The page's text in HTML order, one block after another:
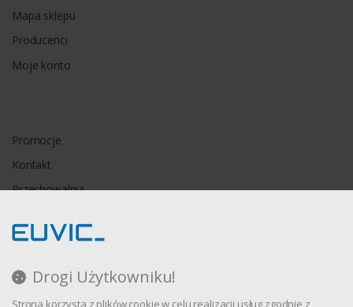
Drogi Użytkowniku!
Strona korzysta z plików cookie w celu realizacji usług zgodnie z
Mapa sklepu
Producenci
Moje konto
Promocje
Kontakt
Przechowalnia
Regulamin